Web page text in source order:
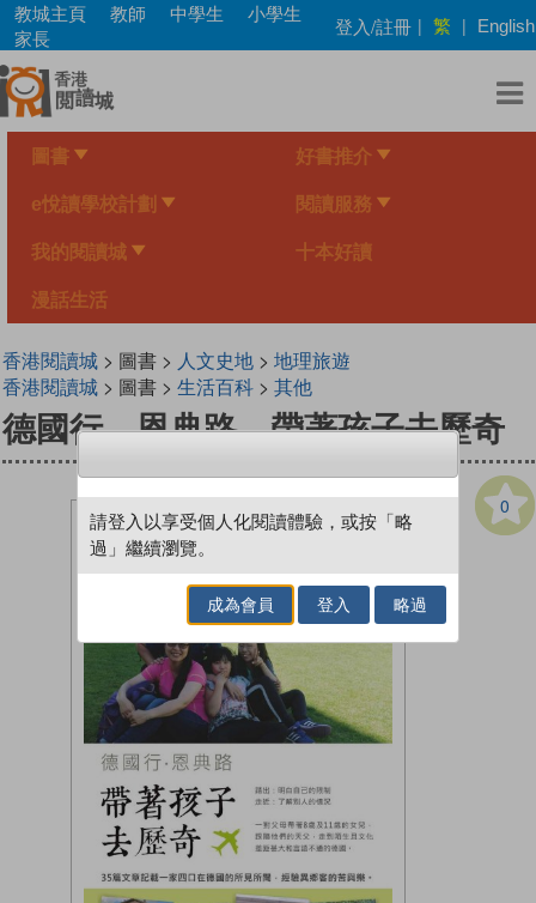
Skip
main
content
教城主頁 教師 中學生
小學生
家長
登入/註冊 | 繁 | English
圖書 好書推介
e悅讀學校計劃 閱讀服務
我的閱讀城 十本好讀
漫話生活
香港閱讀城> 圖書 > 人文史地> 地理旅遊
香港閱讀城> 圖書 > 生活百科> 其他
德國行．恩典路—帶著孩子去歷奇
0
請登入以享受個人化閱讀體驗，或按「略
過」繼續瀏覽。
成為會員 登入 略過